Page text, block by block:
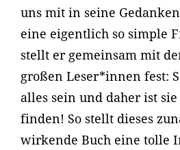
uns mit in seine
eine eigentlich so simple
stellt er gemeinsam mit
großen Leser*innen fest:
alles sein und daher ist
finden! So stellt dieses
wirkende Buch eine tolle